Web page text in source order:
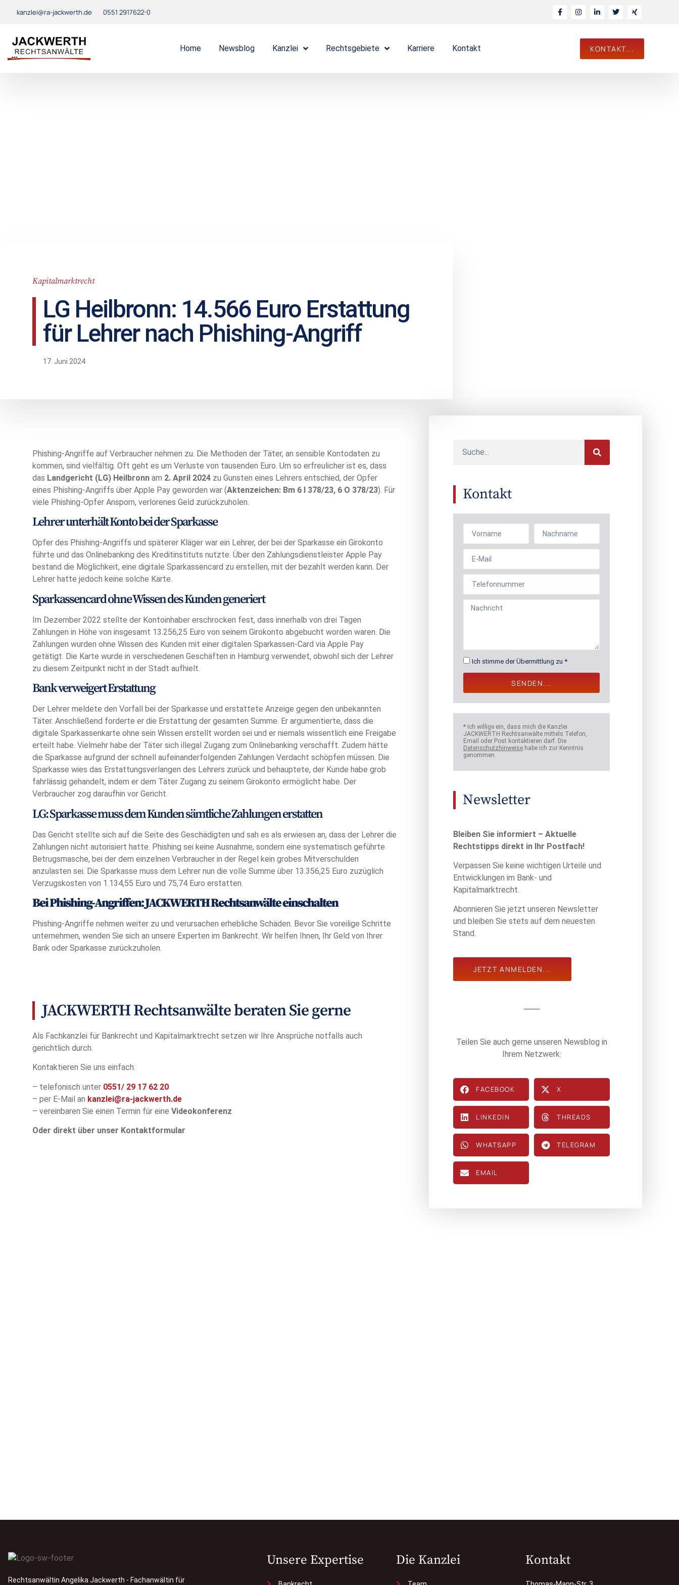
kanzlei@ra-jackwerth.de 0551 2917622-0
Home Newsblog Kanzlei Rechtsgebiete Karriere Kontakt KONTAKT...
Kapitalmarktrecht
LG Heilbronn: 14.566 Euro Erstattung
für Lehrer nach Phishing-Angriff
17. Juni 2024
Phishing-Angriffe auf Verbraucher nehmen zu. Die Methoden der Täter, an sensible Kontodaten zu
kommen, sind vielfältig. Oft geht es um Verluste von tausenden Euro. Um so erfreulicher ist es, dass
das Landgericht (LG) Heilbronn am 2. April 2024 zu Gunsten eines Lehrers entschied, der Opfer
eines Phishing-Angriffs über Apple Pay geworden war (Aktenzeichen: Bm 6 I 378/23, 6 O 378/23). Für
viele Phishing-Opfer Ansporn, verlorenes Geld zurückzuholen.
Lehrer unterhält Konto bei der Sparkasse
Opfer des Phishing-Angriffs und späterer Kläger war ein Lehrer, der bei der Sparkasse ein Girokonto
führte und das Onlinebanking des Kreditinstituts nutzte. Über den Zahlungsdienstleister Apple Pay
bestand die Möglichkeit, eine digitale Sparkassencard zu erstellen, mit der bezahlt werden kann. Der
Lehrer hatte jedoch keine solche Karte.
Sparkassencard ohne Wissen des Kunden generiert
Im Dezember 2022 stellte der Kontoinhaber erschrocken fest, dass innerhalb von drei Tagen
Zahlungen in Höhe von insgesamt 13.256,25 Euro von seinem Girokonto abgebucht worden waren. Die
Zahlungen wurden ohne Wissen des Kunden mit einer digitalen Sparkassen-Card via Apple Pay
getätigt. Die Karte wurde in verschiedenen Geschäften in Hamburg verwendet, obwohl sich der Lehrer
zu diesem Zeitpunkt nicht in der Stadt aufhielt.
Bank verweigert Erstattung
Der Lehrer meldete den Vorfall bei der Sparkasse und erstattete Anzeige gegen den unbekannten
Täter. Anschließend forderte er die Erstattung der gesamten Summe. Er argumentierte, dass die
digitale Sparkassenkarte ohne sein Wissen erstellt worden sei und er niemals wissentlich eine Freigabe
erteilt habe. Vielmehr habe der Täter sich illegal Zugang zum Onlinebanking verschafft. Zudem hätte
die Sparkasse aufgrund der schnell aufeinanderfolgenden Zahlungen Verdacht schöpfen müssen. Die
Sparkasse wies das Erstattungsverlangen des Lehrers zurück und behauptete, der Kunde habe grob
fahrlässig gehandelt, indem er dem Täter Zugang zu seinem Girokonto ermöglicht habe. Der
Verbraucher zog daraufhin vor Gericht.
LG: Sparkasse muss dem Kunden sämtliche Zahlungen erstatten
Das Gericht stellte sich auf die Seite des Geschädigten und sah es als erwiesen an, dass der Lehrer die
Zahlungen nicht autorisiert hatte. Phishing sei keine Ausnahme, sondern eine systematisch geführte
Betrugsmasche, bei der dem einzelnen Verbraucher in der Regel kein grobes Mitverschulden
anzulasten sei. Die Sparkasse muss dem Lehrer nun die volle Summe über 13.356,25 Euro zuzüglich
Verzugskosten von 1.134,55 Euro und 75,74 Euro erstatten.
Bei Phishing-Angriffen: JACKWERTH Rechtsanwälte einschalten
Phishing-Angriffe nehmen weiter zu und verursachen erhebliche Schäden. Bevor Sie voreilige Schritte
unternehmen, wenden Sie sich an unsere Experten im Bankrecht. Wir helfen Ihnen, Ihr Geld von Ihrer
Bank oder Sparkasse zurückzuholen.
JACKWERTH Rechtsanwälte beraten Sie gerne
Als Fachkanzlei für Bankrecht und Kapitalmarktrecht setzen wir Ihre Ansprüche notfalls auch
gerichtlich durch.
Kontaktieren Sie uns einfach:
– telefonisch unter 0551/ 29 17 62 20
– per E-Mail an kanzlei@ra-jackwerth.de
– vereinbaren Sie einen Termin für eine Videokonferenz
Oder direkt über unser Kontaktformular
Kontakt
Ich stimme der Übermittlung zu *
SENDEN...
* Ich willige ein, dass mich die Kanzlei
JACKWERTH Rechtsanwälte mittels Telefon,
Email oder Post kontaktieren darf. Die
Datenschutzhinweise habe ich zur Kenntnis
genommen.
Newsletter
Bleiben Sie informiert – Aktuelle
Rechtstipps direkt in Ihr Postfach!
Verpassen Sie keine wichtigen Urteile und
Entwicklungen im Bank- und
Kapitalmarktrecht.
Abonnieren Sie jetzt unseren Newsletter
und bleiben Sie stets auf dem neuesten
Stand.
JETZT ANMELDEN...
Teilen Sie auch gerne unseren Newsblog in
Ihrem Netzwerk:
FACEBOOK X
LINKEDIN THREADS
WHATSAPP TELEGRAM
EMAIL
Rechtsanwältin Angelika Jackwerth - Fachanwältin für
Unsere Expertise Die Kanzlei Kontakt